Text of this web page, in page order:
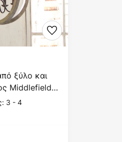
ξύλο και
Middlefield
3 - 4